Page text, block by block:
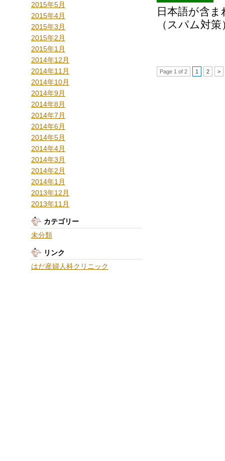
2015年5月
2015年4月
2015年3月
2015年2月
2015年1月
2014年12月
2014年11月
2014年10月
2014年9月
2014年8月
2014年7月
2014年6月
2014年5月
2014年4月
2014年3月
2014年2月
2014年1月
2013年12月
2013年11月
カテゴリー
未分類
リンク
はだ産婦人科クリニック
日本語が含
（スパム対策
Page 1 of 2 1 2 >